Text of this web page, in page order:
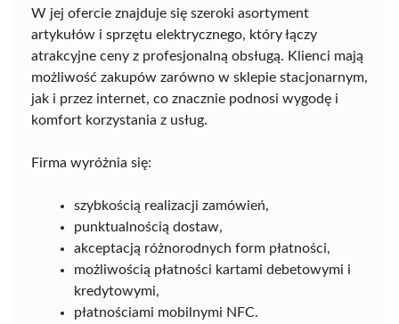
W jej ofercie znajduje się szeroki asortyment
artykułów i sprzętu elektrycznego, który łączy
atrakcyjne ceny z profesjonalną obsługą. Klienci mają
możliwość zakupów zarówno w sklepie stacjonarnym,
jak i przez internet, co znacznie podnosi wygodę i
komfort korzystania z usług.
Firma wyróżnia się:
szybkością realizacji zamówień,
punktualnością dostaw,
akceptacją różnorodnych form płatności,
możliwością płatności kartami debetowymi i
kredytowymi,
płatnościami mobilnymi NFC.